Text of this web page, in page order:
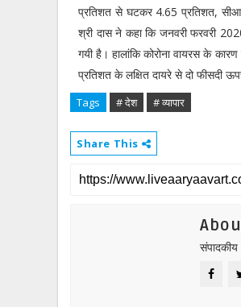
प्रतिशत से घटकर 4.65 प्रतिशत,
श्री दास ने कहा कि जनवरी फरवरी
गयी है। हालांकि कोरोना वायरस के
प्रतिशत के लक्षित दायरे से दो फीसदी
Tags # देश # व्यापार
Share This